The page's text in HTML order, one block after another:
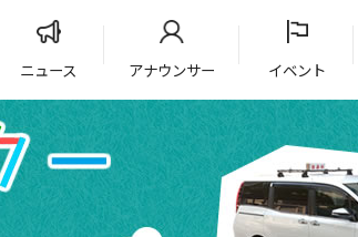
ニュース アナウンサー イベント